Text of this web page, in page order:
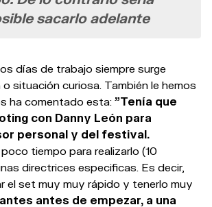
sacarlo adelante
días de trabajo siempre surge
situación curiosa. También le hemos
ha comentado esta: "Tenía que
con Danny León para
personal y del festival.
tiempo para realizarlo (10
directrices especificas. Es decir,
el set muy muy rápido y tenerlo muy
antes de empezar, a una